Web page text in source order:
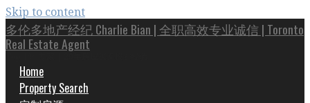
Skip to content
多伦多地产经纪 Charlie Bian | 全职高效专业诚信 | Toronto
Real Estate Agent
Home
Property Search